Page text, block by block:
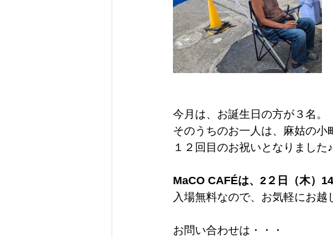
今月は、お誕生日の方が３名。
そのうちのお一人は、麻姑の小
１２回目のお祝いとなりました♪
MaCO CAFÉは、2２日（木）
入場無料なので、お気軽にお越
お問い合わせは・・・